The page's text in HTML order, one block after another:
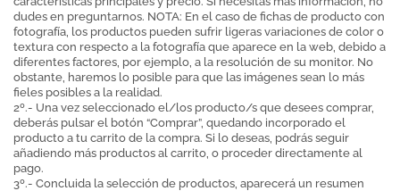
dudes en preguntarnos. NOTA: En el caso de fichas de producto con
fotografía, los productos pueden sufrir ligeras variaciones de color o
textura con respecto a la fotografía que aparece en la web, debido a
diferentes factores, por ejemplo, a la resolución de su monitor. No
obstante, haremos lo posible para que las imágenes sean lo más
fieles posibles a la realidad.
2º.- Una vez seleccionado el/los producto/s que desees comprar,
deberás pulsar el botón “Comprar”, quedando incorporado el
producto a tu carrito de la compra. Si lo deseas, podrás seguir
añadiendo más productos al carrito, o proceder directamente al
pago.
3º.- Concluida la selección de productos, aparecerá un resumen